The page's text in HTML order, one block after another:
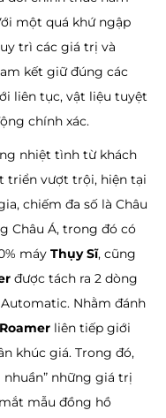
một quá khứ ngập
trì các giá trị và
kết giữ đúng các
liên tục, vật liệu tuyệt
chính xác.
nhiệt tình từ khách
triển vượt trội, hiện tại
chiếm đa số là Châu
Châu Á, trong đó có
máy Thụy Sĩ, cũng
được tách ra 2 dòng
Nhằm đánh
Roamer liên tiếp giới
khúc giá. Trong đó,
những giá trị
mẫu đồng hồ